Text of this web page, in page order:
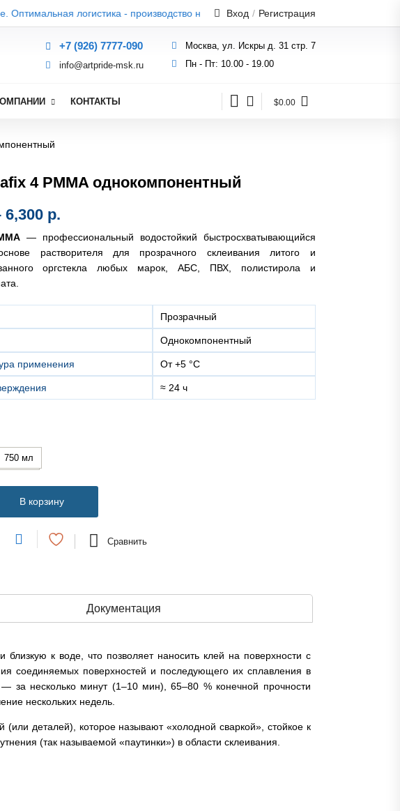
Вход / Регистрация
+7 (926) 7777-090
info@artpride-msk.ru
Москва, ул. Искры д. 31 стр. 7
Пн - Пт: 10.00 - 19.00
КОНТАКТЫ $0.00
4 PMMA однокомпонентный
6,300 р.
— профессиональный водостойкий быстросхватывающийся
растворителя для прозрачного склеивания литого и
оргстекла любых марок, АБС, ПВХ, полистирола и
Прозрачный
Однокомпонентный
применения от +5 °C
≈ 24 ч
750 мл
В корзину
Сравнить
Документация
к воде, что позволяет наносить клей на поверхности с
соединяемых поверхностей и последующего их сплавления в
— за несколько минут (1–10 мин), 65–80 % конечной прочности
нескольких недель.
(или деталей), которое называют «холодной сваркой», стойкое к
(так называемой «паутинки») в области склеивания.